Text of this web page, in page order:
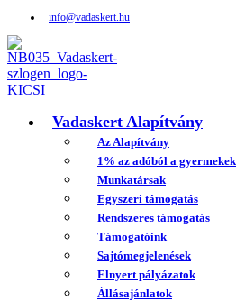
info@vadaskert.hu
Vadaskert Alapítvány
Az Alapítvány
1% az adóból a
Munkatársak
Egyszeri támogatás
Rendszeres támogatás
Támogatóink
Sajtómegjelenések
Elnyert pályázatok
Állásajánlatok